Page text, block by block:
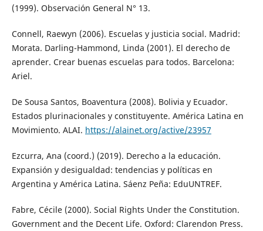
(1999). Observación General N° 13.
Connell, Raewyn (2006). Escuelas y justicia social. Madrid:
Morata. Darling-Hammond, Linda (2001). El derecho de
aprender. Crear buenas escuelas para todos. Barcelona:
Ariel.
De Sousa Santos, Boaventura (2008). Bolivia y Ecuador.
Estados plurinacionales y constituyente. América Latina en
Movimiento. ALAI. https://alainet.org/active/23957
Ezcurra, Ana (coord.) (2019). Derecho a la educación.
Expansión y desigualdad: tendencias y políticas en
Argentina y América Latina. Sáenz Peña: EduUNTREF.
Fabre, Cécile (2000). Social Rights Under the Constitution.
Government and the Decent Life. Oxford: Clarendon Press.